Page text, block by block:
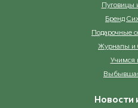
Пуговицы
Бренд
Подарочные
Журналы и
Учимся
Новости